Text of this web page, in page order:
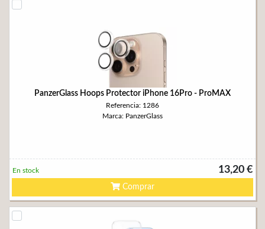
PanzerGlass Hoops Protector iPhone 16Pro - ProMAX
Referencia: 1286
Marca: PanzerGlass
13,20 €
En stock
Comprar